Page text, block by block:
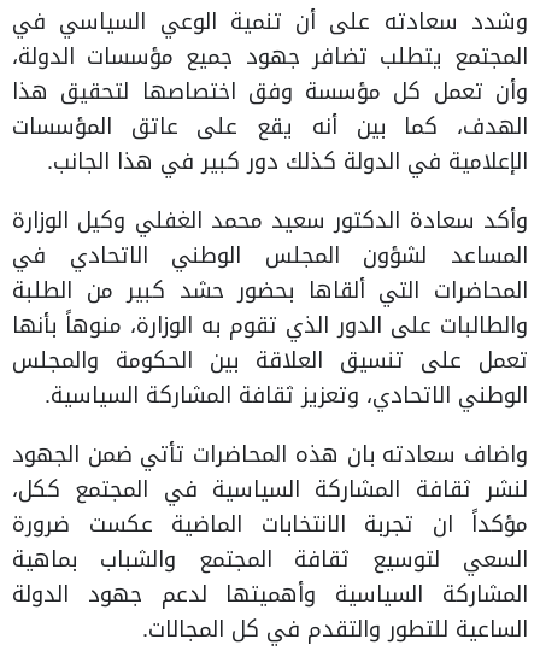
وشدد سعادته على أن تنمية الوعي السياسي في
المجتمع يتطلب تضافر جهود جميع مؤسسات الدولة،
وأن تعمل كل مؤسسة وفق اختصاصها لتحقيق هذا
الهدف، كما بين أنه يقع على عاتق المؤسسات
الإعلامية في الدولة كذلك دور كبير في هذا الجانب.
وأكد سعادة الدكتور سعيد محمد الغفلي وكيل الوزارة
المساعد لشؤون المجلس الوطني الاتحادي في
المحاضرات التي ألقاها بحضور حشد كبير من الطلبة
والطالبات على الدور الذي تقوم به الوزارة، منوهاً بأنها
تعمل على تنسيق العلاقة بين الحكومة والمجلس
الوطني الاتحادي، وتعزيز ثقافة المشاركة السياسية.
واضاف سعادته بان هذه المحاضرات تأتي ضمن الجهود
لنشر ثقافة المشاركة السياسية في المجتمع ككل،
مؤكداً ان تجربة الانتخابات الماضية عكست ضرورة
السعي لتوسيع ثقافة المجتمع والشباب بماهية
المشاركة السياسية وأهميتها لدعم جهود الدولة
الساعية للتطور والتقدم في كل المجالات.